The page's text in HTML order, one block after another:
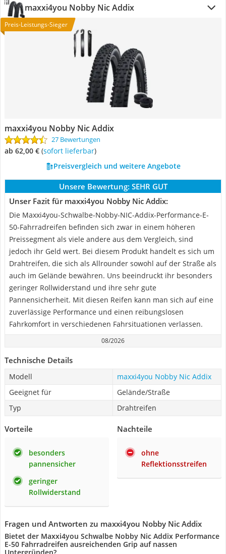
maxxi4you Nobby Nic Addix
Preis-Leistungs-Sieger
maxxi4you Nobby Nic Addix
27 Bewertungen
ab 62,00 € ( Sofort lieferbar)
Preisvergleich und weitere Angebote
Unsere Bewertung: SEHR GUT
Unser Fazit für maxxi4you Nobby Nic Addix:
Die Maxxi4you-Schwalbe-Nobby-NIC-Addix-Performance-E-
50-Fahrradreifen befinden sich zwar in einem höheren
Preissegment als viele andere aus dem Vergleich, sind
jedoch ihr Geld wert. Bei diesem Produkt handelt es sich um
Drahtreifen, die sich als Allrounder sowohl auf der Straße als
auch im Gelände bewähren. Uns beeindruckt ihr besonders
geringer Rollwiderstand und ihre sehr gute
Pannensicherheit. Mit diesen Reifen kann man sich auf eine
zuverlässige Performance und einen reibungslosen
Fahrkomfort in verschiedenen Fahrsituationen verlassen.
08/2026
Technische Details
Modell
maxxi4you Nobby Nic Addix
Geeignet für
Gelände/Straße
Typ
Drahtreifen
Vorteile
besonders
pannensicher
geringer
Rollwiderstand
Nachteile
ohne
Reflektionsstreifen
Fragen und Antworten zu maxxi4you Nobby Nic Addix
Bietet der Maxxi4you Schwalbe Nobby Nic Addix Performance
E-50 Fahrradreifen ausreichenden Grip auf nassen